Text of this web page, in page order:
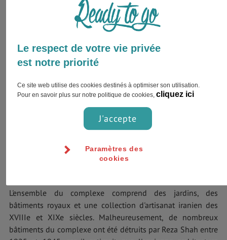
Mosquée Jameh, Ispahan
Cette magnifique mosquée, qui serait le plus ancien
sanctuaire d'Iran, a été construite du 7ème au 20ème siècle.
l'UNESCO et a été construite dans un style
architectural iranien en plaçant quatre portes face à face.
Palais du Golestan, Téhéran
Le palais du Golestan de Téhéran est l'un des plus anciens
monuments historiques de Téhéran, le palais était l'ancien
L'ensemble du complexe comprend des jardins, des
bâtiments royaux et une collection d'artisanat iranien des
XVIIIe et XIXe siècles. Malheureusement, de nombreux
bâtiments du complexe ont été détruits par Reza Shah entre
Le respect de votre vie privée
est notre priorité
Ce site web utilise des cookies destinés à optimiser son utilisation.
Pour en savoir plus sur notre politique de cookies, cliquez ici
J'accepte
Paramètres des
cookies